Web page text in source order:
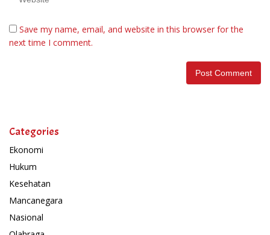
Save my name, email, and website in this browser for the
next time I comment.
Categories
Ekonomi
Hukum
Kesehatan
Mancanegara
Nasional